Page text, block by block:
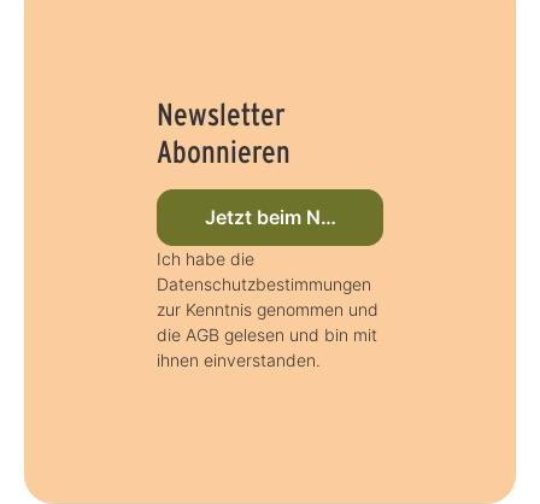
Newsletter
Abonnieren
Jetzt beim Newsletter anmelden
Ich habe die
Datenschutzbestimmungen
zur Kenntnis genommen und
die AGB gelesen und bin mit
ihnen einverstanden.